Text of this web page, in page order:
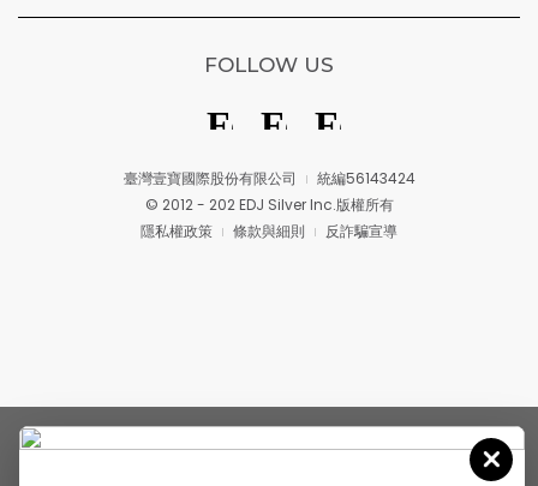
臺灣壹寶國際股份有限公司
統編56143424
© 2012 - 202 EDJ Silver Inc.版權所有
隱私權政策
條款與細則 反詐騙宣導
FOLLOW US